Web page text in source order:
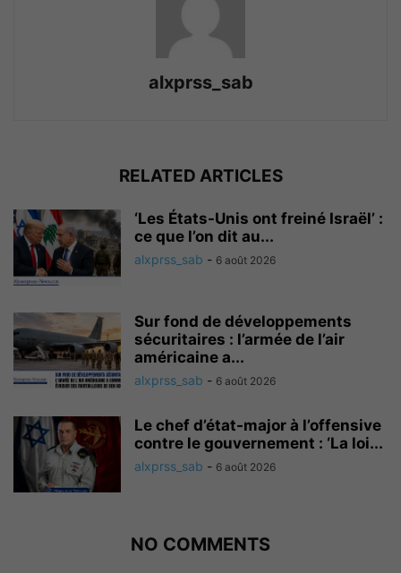
alxprss_sab
RELATED ARTICLES
‘Les États-Unis ont freiné Israël’ :
ce que l’on dit au...
alxprss_sab - 6 août 2026
Sur fond de développements
sécuritaires : l’armée de l’air
américaine a...
alxprss_sab - 6 août 2026
Le chef d’état-major à l’offensive
contre le gouvernement : ‘La loi...
alxprss_sab - 6 août 2026
NO COMMENTS